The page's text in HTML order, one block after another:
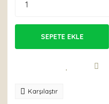
SEPETE EKLE
Karşılaştır